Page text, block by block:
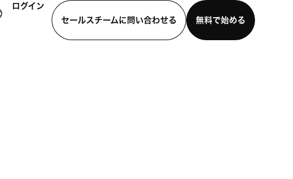
ログイン
セールスチームに問い合わせる
無料で始める